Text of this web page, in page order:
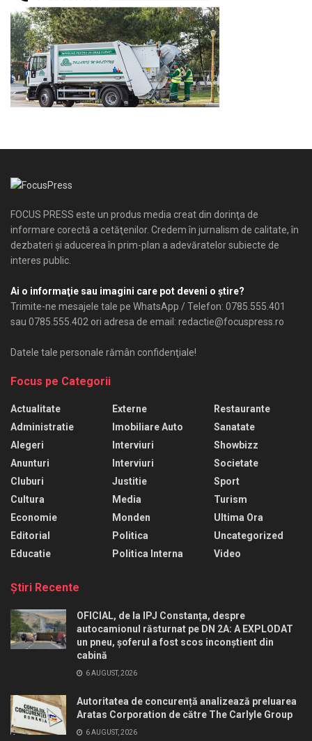
FOCUS PRESS este un produs media creat din dorinţa de
informare corectă a cetăţenilor. Credem în jurnalism de calitate, în
dezbateri şi aducerea în prim-plan a adevăratelor subiecte de
interes public.
Ai o informaţie sau imagini care pot deveni o ştire?
Trimite-ne mesajele tale pe WhatsApp / Telefon: 0785.555.401
sau 0785.555.402 ori adresa de email: redactie@focuspress.ro
Datele tale personale rămân confidenţiale!
Focus pe Categorii
Actualitate
Administratie
Alegeri
Anunturi
Cluburi
Cultura
Economie
Editorial
Educatie
Externe
Imobiliare Auto
Interviuri
Interviuri
Justitie
Media
Monden
Politica
Politica Interna
Restaurante
Sanatate
Showbizz
Societate
Sport
Turism
Ultima Ora
Uncategorized
Video
Ştiri Recente
OFICIAL, de la IPJ Constanța, despre
autocamionul răsturnat pe DN 2A: A EXPLODAT
un pneu, șoferul a fost scos inconștient din
cabină
6 AUGUST, 2026
Autoritatea de concurență analizează preluarea
Aratas Corporation de către The Carlyle Group
6 AUGUST, 2026